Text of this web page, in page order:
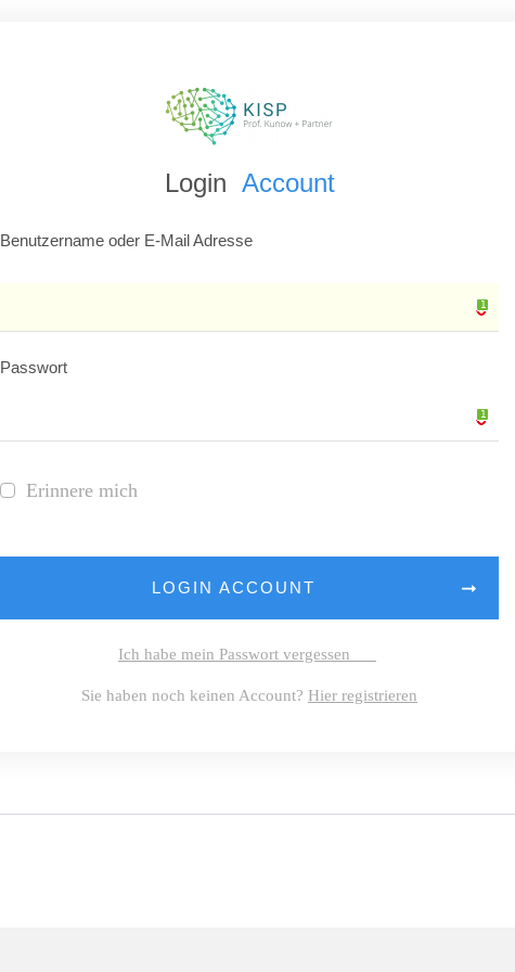
Login Account
Benutzername oder E-Mail Adresse
11
Passwort
11
Erinnere mich
LOGIN ACCOUNT
Ich habe mein Passwort vergessen
Sie haben noch keinen Account? Hier registrieren